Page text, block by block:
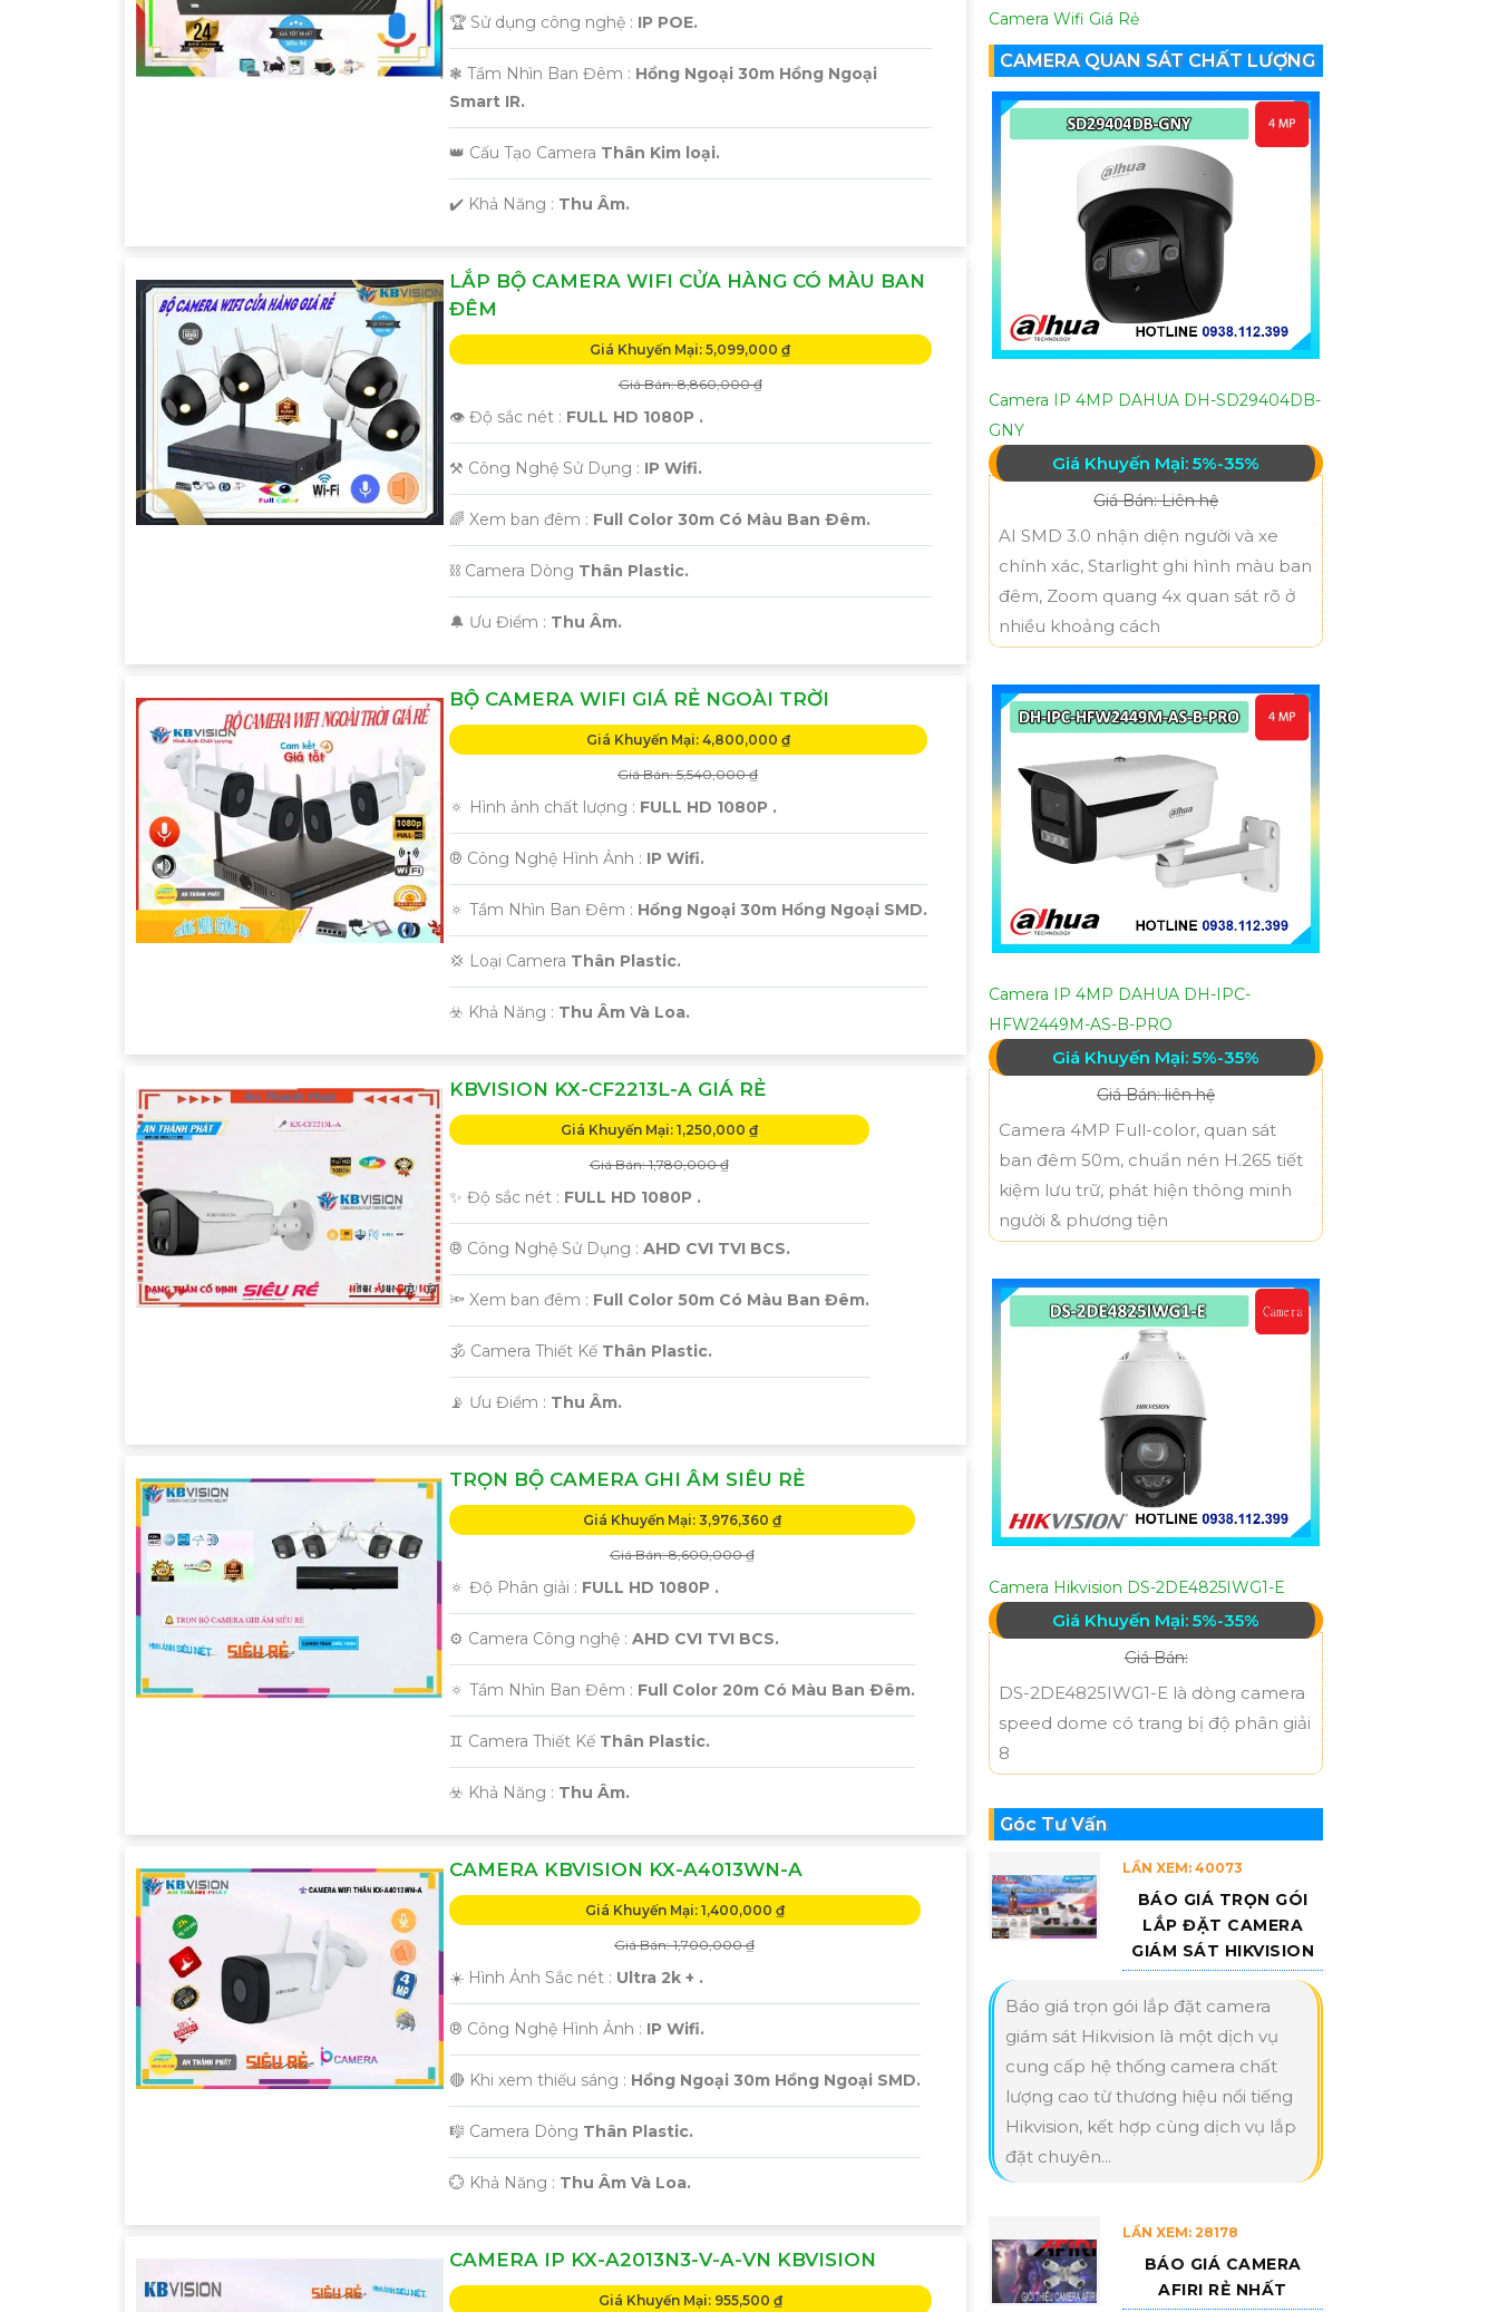
🏆 Sử dụng công nghệ : IP POE.
❃ Tầm Nhìn Ban Đêm : Hồng Ngoại 30m Hồng Ngoại
Smart IR.
👑 Cấu Tạo Camera Thân Kim loại.
️✔️ Khả Năng : Thu Âm.
LẮP BỘ CAMERA WIFI CỬA HÀNG CÓ MÀU BAN
ĐÊM
Giá Khuyến Mại: 5,099,000 ₫
Giá Bán: 8,860,000 ₫
👁 Độ sắc nét : FULL HD 1080P .
⚒ Công Nghệ Sử Dụng : IP Wifi.
🌈 Xem ban đêm : Full Color 30m Có Màu Ban Ðêm.
⛓ Camera Dòng Thân Plastic.
️🔔 Ưu Điểm : Thu Âm.
BỘ CAMERA WIFI GIÁ RẺ NGOÀI TRỜI
Giá Khuyến Mại: 4,800,000 ₫
Giá Bán: 5,540,000 ₫
🔅 Hình ảnh chất lượng : FULL HD 1080P .
®️ Công Nghệ Hình Ảnh : IP Wifi.
🔅 Tầm Nhìn Ban Đêm : Hồng Ngoại 30m Hồng Ngoại SMD.
💢 Loại Camera Thân Plastic.
️☣️ Khả Năng : Thu Âm Và Loa.
KBVISION KX-CF2213L-A GIÁ RẺ
Giá Khuyến Mại: 1,250,000 ₫
Giá Bán: 1,780,000 ₫
✨ Độ sắc nét : FULL HD 1080P .
®️ Công Nghệ Sử Dụng : AHD CVI TVI BCS.
🔦 Xem ban đêm : Full Color 50m Có Màu Ban Đêm.
🕉️ Camera Thiết Kế Thân Plastic.
️📡 Ưu Điểm : Thu Âm.
TRỌN BỘ CAMERA GHI ÂM SIÊU RẺ
Giá Khuyến Mại: 3,976,360 ₫
Giá Bán: 8,600,000 ₫
🔅 Độ Phân giải : FULL HD 1080P .
⚙ Camera Công nghệ : AHD CVI TVI BCS.
🔅 Tầm Nhìn Ban Đêm : Full Color 20m Có Màu Ban Ðêm.
♊ Camera Thiết Kế Thân Plastic.
️☣️ Khả Năng : Thu Âm.
CAMERA KBVISION KX-A4013WN-A
Giá Khuyến Mại: 1,400,000 ₫
Giá Bán: 1,700,000 ₫
☀️ Hình Ảnh Sắc nét : Ultra 2k + .
®️ Công Nghệ Hình Ảnh : IP Wifi.
🔴 Khi xem thiếu sáng : Hồng Ngoại 30m Hồng Ngoại SMD.
🎼️ Camera Dòng Thân Plastic.
️💮 Khả Năng : Thu Âm Và Loa.
CAMERA IP KX-A2013N3-V-A-VN KBVISION
Giá Khuyến Mại: 955,500 ₫
Camera Wifi Giá Rẻ
CAMERA QUAN SÁT CHẤT LƯỢNG
Camera IP 4MP DAHUA DH-SD29404DB-
GNY
Giá Khuyến Mại: 5%-35%
Giá Bán: Liên hệ
AI SMD 3.0 nhận diện người và xe
chính xác, Starlight ghi hình màu ban
đêm, Zoom quang 4x quan sát rõ ở
nhiều khoảng cách
Camera IP 4MP DAHUA DH-IPC-
HFW2449M-AS-B-PRO
Giá Khuyến Mại: 5%-35%
Giá Bán: liên hệ
Camera 4MP Full-color, quan sát
ban đêm 50m, chuẩn nén H.265 tiết
kiệm lưu trữ, phát hiện thông minh
người & phương tiện
Camera Hikvision DS-2DE4825IWG1-E
Giá Khuyến Mại: 5%-35%
Giá Bán:
DS-2DE4825IWG1-E là dòng camera
speed dome có trang bị độ phân giải
8
Góc Tư Vấn
LẦN XEM: 40073
BÁO GIÁ TRỌN GÓI
LẮP ĐẶT CAMERA
GIÁM SÁT HIKVISION
Báo giá trọn gói lắp đặt camera
giám sát Hikvision là một dịch vụ
cung cấp hệ thống camera chất
lượng cao từ thương hiệu nổi tiếng
Hikvision, kết hợp cùng dịch vụ lắp
đặt chuyên...
LẦN XEM: 28178
BÁO GIÁ CAMERA
AFIRI RẺ NHẤT